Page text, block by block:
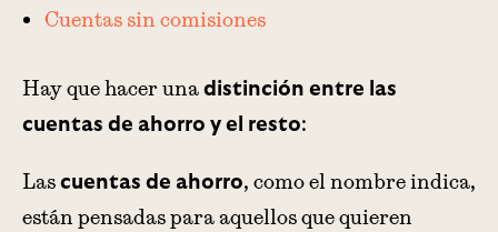
Cuentas sin comisiones
Hay que hacer una distinción entre las
cuentas de ahorro y el resto:
Las cuentas de ahorro, como el nombre indica,
están pensadas para aquellos que quieren